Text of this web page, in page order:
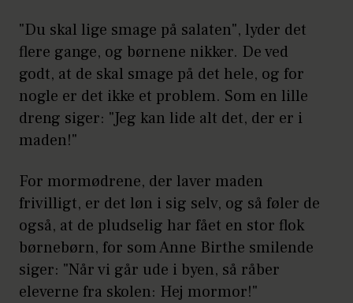
"Du skal lige smage på salaten", lyder det
flere gange, og børnene nikker. De ved
godt, at de skal smage på det hele, og for
nogle er det ikke et problem. Som en lille
dreng siger: "Jeg kan lide alt det, der er i
maden!"
For mormødrene, der laver maden
frivilligt, er det løn i sig selv, og så føler de
også, at de pludselig har fået en stor flok
børnebørn, for som Anne Birthe smilende
siger: "Når vi går ude i byen, så råber
eleverne fra skolen: Hej mormor!"